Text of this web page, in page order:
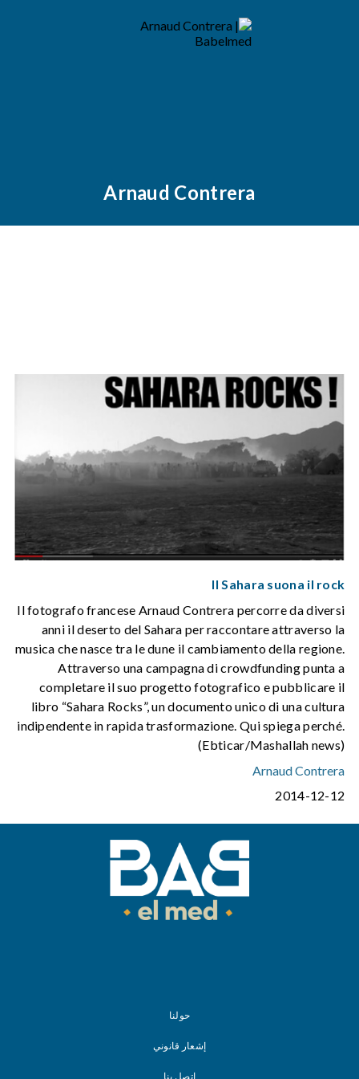
Arnaud Contrera
Il Sahara suona il rock
Il fotografo francese Arnaud Contrera percorre da diversi
anni il deserto del Sahara per raccontare attraverso la
musica che nasce tra le dune il cambiamento della regione.
Attraverso una campagna di crowdfunding punta a
completare il suo progetto fotografico e pubblicare il
libro “Sahara Rocks”, un documento unico di una cultura
indipendente in rapida trasformazione. Qui spiega perché.
(Ebticar/Mashallah news)
Arnaud Contrera
2014-12-12
حولنا
إشعار قانوني
اتصل بنا